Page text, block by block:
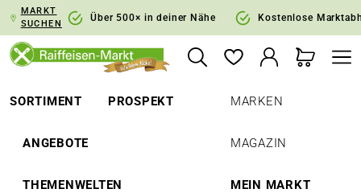
Zur Hauptnavigation springen
MARKT
SUCHEN
Über 500× in deiner Nähe Kostenlose
SORTIMENT PROSPEKT
ANGEBOTE
THEMENWELTEN
MARKEN
MAGAZIN
MEIN MARKT